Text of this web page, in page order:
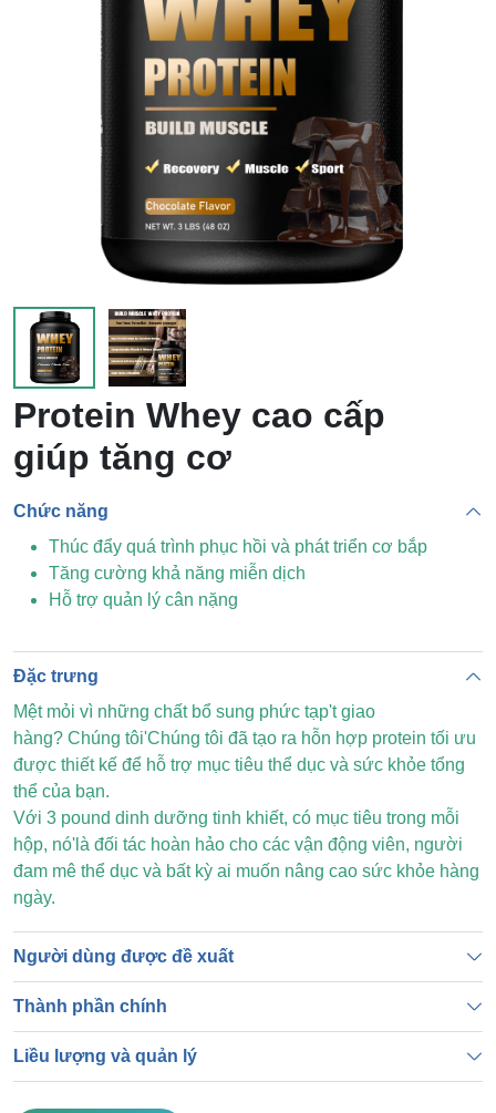
Protein Whey cao cấp
giúp tăng cơ
Chức năng
Thúc đẩy quá trình phục hồi và phát triển cơ bắp
Tăng cường khả năng miễn dịch
Hỗ trợ quản lý cân nặng
Đặc trưng
Mệt mỏi vì những chất bổ sung phức tạp't giao
hàng? Chúng tôi'Chúng tôi đã tạo ra hỗn hợp protein tối ưu
được thiết kế để hỗ trợ mục tiêu thể dục và sức khỏe tổng
thể của bạn.
Với 3 pound dinh dưỡng tinh khiết, có mục tiêu trong mỗi
hộp, nó'là đối tác hoàn hảo cho các vận động viên, người
đam mê thể dục và bất kỳ ai muốn nâng cao sức khỏe hàng
ngày.
Người dùng được đề xuất
Thành phần chính
Liều lượng và quản lý